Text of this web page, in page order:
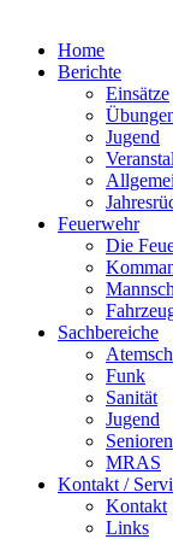
Home
Berichte
Einsätze
Jugend
Feuerwehr
Die
Sachbereiche
Funk
Sanität
Jugend
Senioren
MRAS
Kontakt /
Kontakt
Links